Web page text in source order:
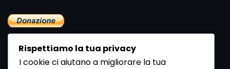
Rispettiamo la tua privacy
I cookie ci aiutano a migliorare la tua